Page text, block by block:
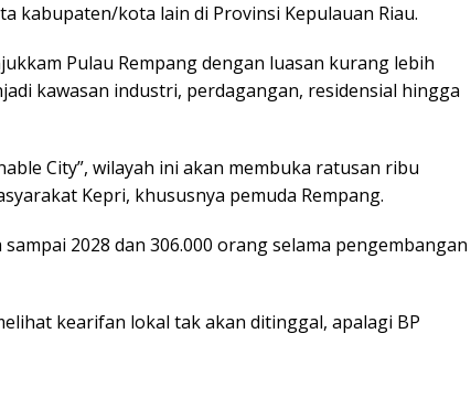
kabupaten/kota lain di Provinsi Kepulauan Riau.
Pulau Rempang dengan luasan kurang lebih
kawasan industri, perdagangan, residensial hingga
City”, wilayah ini akan membuka ratusan ribu
Kepri, khususnya pemuda Rempang.
2028 dan 306.000 orang selama pengembangan
kearifan lokal tak akan ditinggal, apalagi BP